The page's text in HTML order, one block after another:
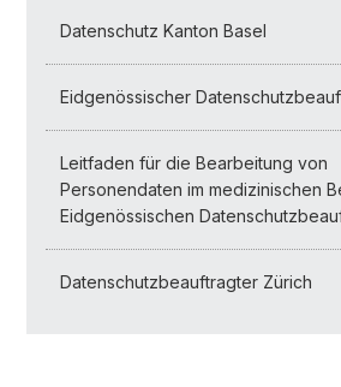
Datenschutz Kanton Basel
Eidgenössischer
Leitfaden für die Bearbeitung von
Personendaten im medizinischen
Eidgenössischen
Datenschutzbeauftragter Zürich